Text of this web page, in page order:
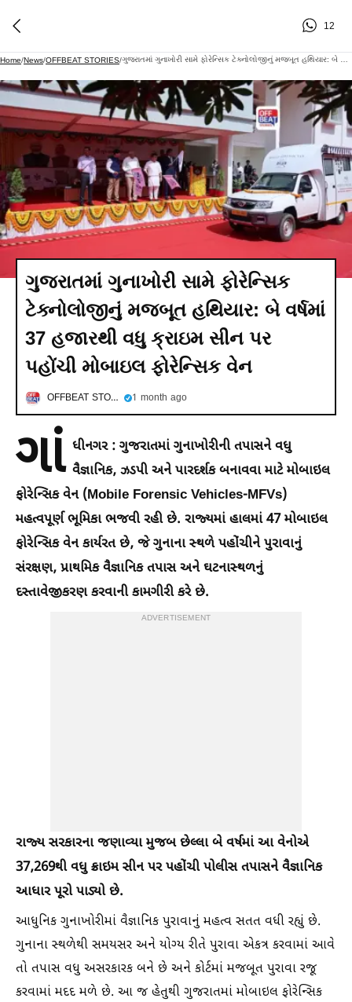
12
Home/News/OFFBEAT STORIES/
ગુજરાતમાં ગુનાખોરી સામે ફોરેન્સિક
ટેક્નોલોજીનું મજબૂત હથિયાર: બે વર્ષમાં
37 હજારથી વધુ ક્રાઇમ સીન પર
પહોંચી મોબાઇલ ફોરેન્સિક વેન
OFFBEAT STORIES 1 month ago
ગાં ધીનગર : ગુજરાતમાં ગુનાખોરીની તપાસને વધુ
વૈજ્ઞાનિક, ઝડપી અને પારદર્શક બનાવવા માટે મોબાઇલ
ફોરેન્સિક વેન (Mobile Forensic Vehicles-MFVs)
મહત્વપૂર્ણ ભૂમિકા ભજવી રહી છે. રાજ્યમાં હાલમાં 47 મોબાઇલ
ફોરેન્સિક વેન કાર્યરત છે, જે ગુનાના સ્થળે પહોંચીને પુરાવાનું
સંરક્ષણ, પ્રાથમિક વૈજ્ઞાનિક તપાસ અને ઘટનાસ્થળનું
દસ્તાવેજીકરણ કરવાની કામગીરી કરે છે.
ADVERTISEMENT
રાજ્ય સરકારના જણાવ્યા મુજબ છેલ્લા બે વર્ષમાં આ વેનોએ
37,269થી વધુ ક્રાઇમ સીન પર પહોંચી પોલીસ તપાસને વૈજ્ઞાનિક
આધાર પૂરો પાડ્યો છે.
આધુનિક ગુનાખોરીમાં વૈજ્ઞાનિક પુરાવાનું મહત્વ સતત વધી રહ્યું છે.
ગુનાના સ્થળેથી સમયસર અને યોગ્ય રીતે પુરાવા એકત્ર કરવામાં આવે
તો તપાસ વધુ અસરકારક બને છે અને કોર્ટમાં મજબૂત પુરાવા રજૂ
કરવામાં મદદ મળે છે. આ જ હેતુથી ગુજરાતમાં મોબાઇલ ફોરેન્સિક